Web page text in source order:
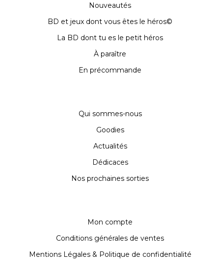
Nouveautés
BD et jeux dont vous êtes le héros©
La BD dont tu es le petit héros
À paraître
En précommande
Qui sommes-nous
Goodies
Actualités
Dédicaces
Nos prochaines sorties
Mon compte
Conditions générales de ventes
Mentions Légales & Politique de confidentialité